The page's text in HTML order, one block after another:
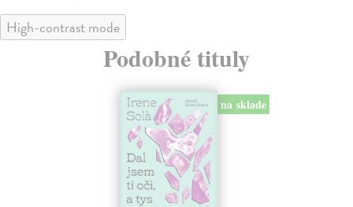
High-contrast mode
Podobné tituly
na sklade